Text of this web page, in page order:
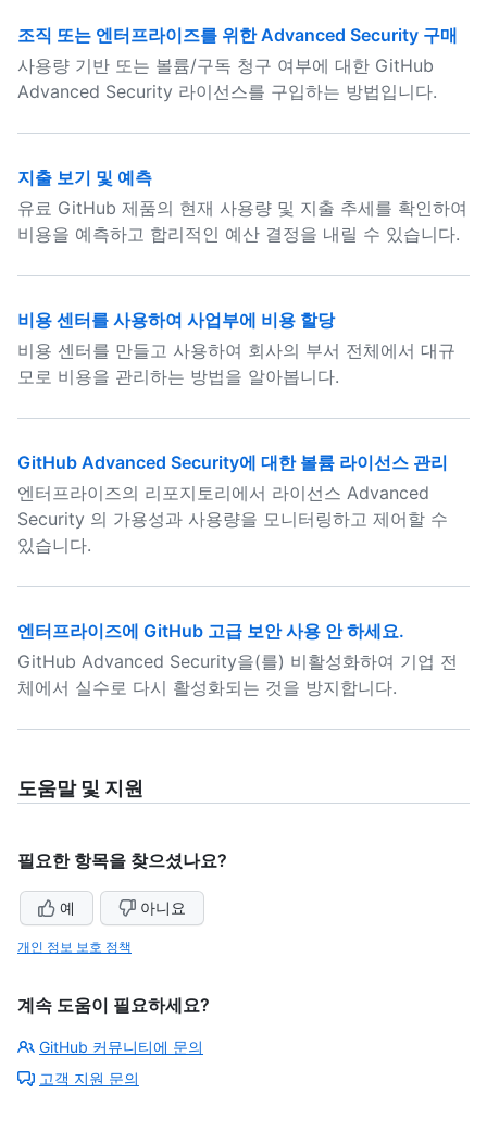
조직 또는 엔터프라이즈를 위한 Advanced Security 구매
사용량 기반 또는 볼륨/구독 청구 여부에 대한 GitHub
Advanced Security 라이선스를 구입하는 방법입니다.
지출 보기 및 예측
유료 GitHub 제품의 현재 사용량 및 지출 추세를 확인하여
비용을 예측하고 합리적인 예산 결정을 내릴 수 있습니다.
비용 센터를 사용하여 사업부에 비용 할당
비용 센터를 만들고 사용하여 회사의 부서 전체에서 대규
모로 비용을 관리하는 방법을 알아봅니다.
GitHub Advanced Security에 대한 볼륨 라이선스 관리
엔터프라이즈의 리포지토리에서 라이선스 Advanced
Security 의 가용성과 사용량을 모니터링하고 제어할 수
있습니다.
엔터프라이즈에 GitHub 고급 보안 사용 안 하세요.
GitHub Advanced Security을(를) 비활성화하여 기업 전
체에서 실수로 다시 활성화되는 것을 방지합니다.
도움말 및 지원
필요한 항목을 찾으셨나요?
예 아니요
개인 정보 보호 정책
계속 도움이 필요하세요?
GitHub 커뮤니티에 문의
고객 지원 문의